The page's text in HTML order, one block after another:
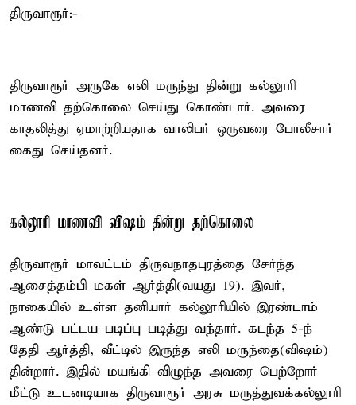
திருவாரூர்:-
திருவாரூர் அருகே எலி மருந்து தின்று கல்லூரி
மாணவி தற்கொலை செய்து கொண்டார். அவரை
காதலித்து ஏமாற்றியதாக வாலிபர் ஒருவரை போலீசார்
கைது செய்தனர்.
கல்லூரி மாணவி விஷம் தின்று தற்கொலை
திருவாரூர் மாவட்டம் திருவநாதபுரத்தை சேர்ந்த
ஆசைத்தம்பி மகள் ஆர்த்தி(வயது 19). இவர்,
நாகையில் உள்ள தனியார் கல்லூரியில் இரண்டாம்
ஆண்டு பட்டய படிப்பு படித்து வந்தார். கடந்த 5-ந்
தேதி ஆர்த்தி, வீட்டில் இருந்த எலி மருந்தை(விஷம்)
தின்றார். இதில் மயங்கி விழுந்த அவரை பெற்றோர்
மீட்டு உடனடியாக திருவாரூர் அரசு மருத்துவக்கல்லூரி